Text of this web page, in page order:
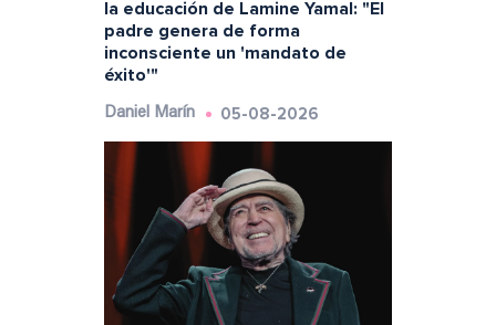
la educación de Lamine Yamal: "El
padre genera de forma
inconsciente un 'mandato de
éxito'"
Daniel Marín 05-08-2026